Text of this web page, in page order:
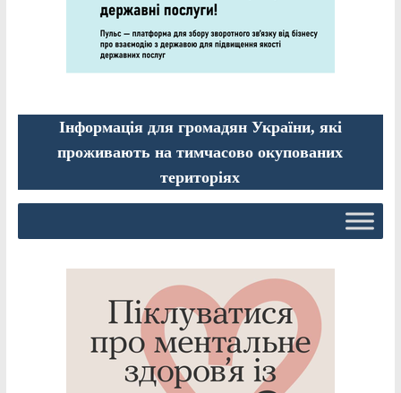
Інформація для громадян України, які
проживають на тимчасово окупованих
територіях